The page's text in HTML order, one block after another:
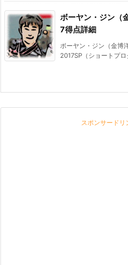
ボーヤン・ジン（
7得点詳細
ボーヤン・ジン（金博
2017SP（ショートプ
スポンサードリ